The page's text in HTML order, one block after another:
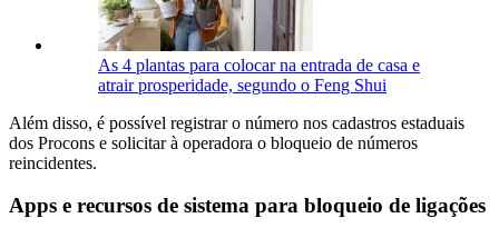
As 4 plantas para colocar na entrada de casa e
atrair prosperidade, segundo o Feng Shui
Além disso, é possível registrar o número nos cadastros estaduais
dos Procons e solicitar à operadora o bloqueio de números
reincidentes.
Apps e recursos de sistema para bloqueio de ligações